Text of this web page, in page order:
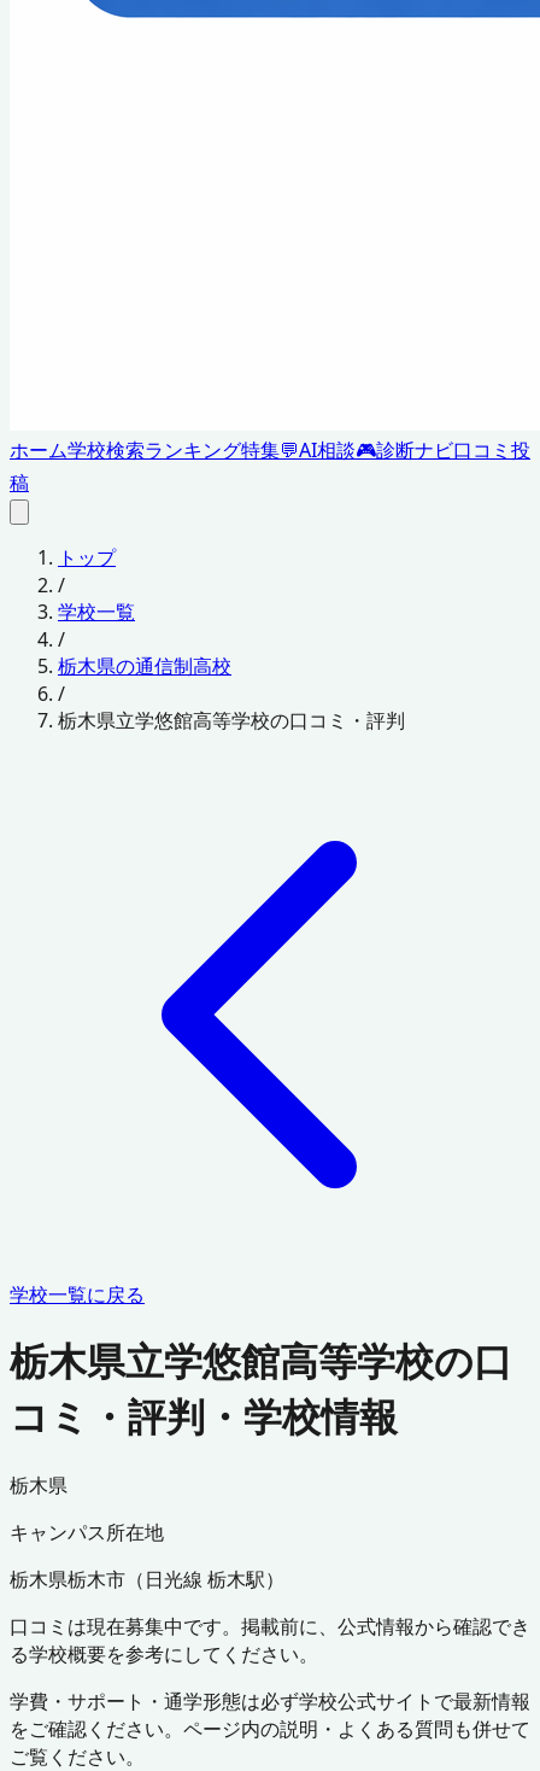
ホーム学校検索ランキング特集💬AI相談🎮診断ナビ口コミ投
稿
トップ
/
学校一覧
/
栃木県の通信制高校
/
栃木県立学悠館高等学校の口コミ・評判
学校一覧に戻る
栃木県立学悠館高等学校の口
コミ・評判・学校情報
栃木県
キャンパス所在地
栃木県栃木市 （日光線 栃木駅）
口コミは現在募集中です。掲載前に、公式情報から確認でき
る学校概要を参考にしてください。
学費・サポート・通学形態は必ず学校公式サイトで最新情報
をご確認ください。ページ内の説明・よくある質問も併せて
ご覧ください。